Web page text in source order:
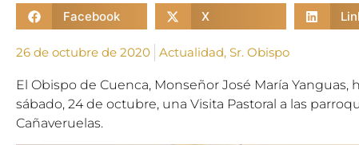
Facebook X
26 de octubre de 2020 Actualidad, Sr. Obispo
El Obispo de Cuenca, Monseñor José María Yanguas,
sábado, 24 de octubre, una Visita Pastoral a las
Cañaveruelas.